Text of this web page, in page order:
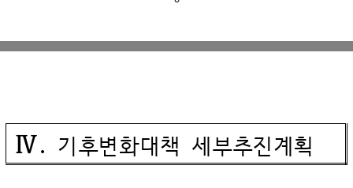
Ⅳ. 기후변화대책 세부추진계획